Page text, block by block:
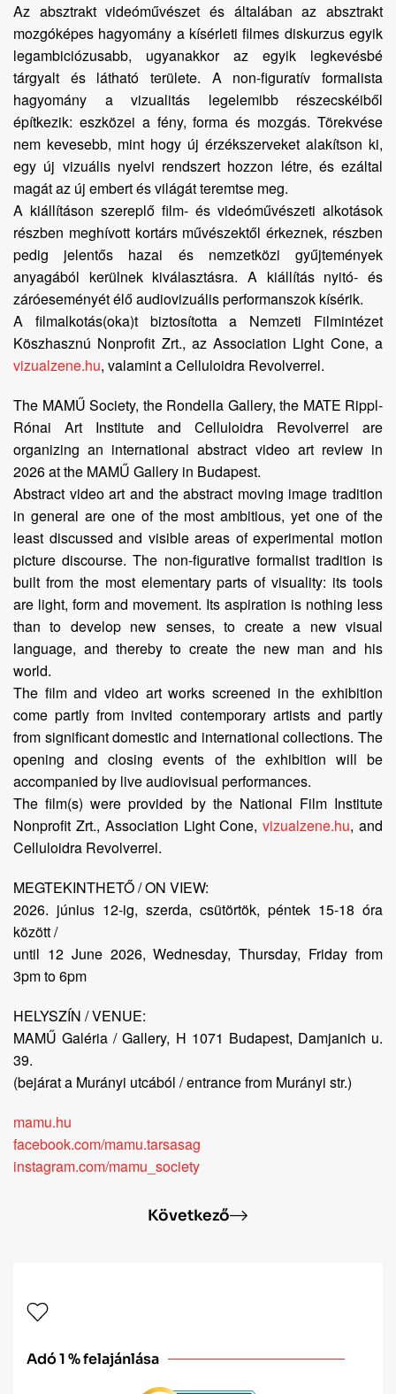
Az absztrakt videóművészet és általában az absztrakt
mozgóképes hagyomány a kísérleti filmes diskurzus egyik
legambiciózusabb, ugyanakkor az egyik legkevésbé
tárgyalt és látható területe. A non-figuratív formalista
hagyomány a vizualitás legelemibb részecskéiből
építkezik: eszközei a fény, forma és mozgás. Törekvése
nem kevesebb, mint hogy új érzékszerveket alakítson ki,
egy új vizuális nyelvi rendszert hozzon létre, és ezáltal
magát az új embert és világát teremtse meg.
A kiállításon szereplő film- és videóművészeti alkotások
részben meghívott kortárs művészektől érkeznek, részben
pedig jelentős hazai és nemzetközi gyűjtemények
anyagából kerülnek kiválasztásra. A kiállítás nyitó- és
záróeseményét élő audiovizuális performanszok kísérik.
A filmalkotás(oka)t biztosította a Nemzeti Filmintézet
Köszhasznú Nonprofit Zrt., az Association Light Cone, a
vizualzene.hu, valamint a Celluloidra Revolverrel.
The MAMŰ Society, the Rondella Gallery, the MATE Rippl-
Rónai Art Institute and Celluloidra Revolverrel are
organizing an international abstract video art review in
2026 at the MAMŰ Gallery in Budapest.
Abstract video art and the abstract moving image tradition
in general are one of the most ambitious, yet one of the
least discussed and visible areas of experimental motion
picture discourse. The non-figurative formalist tradition is
built from the most elementary parts of visuality: its tools
are light, form and movement. Its aspiration is nothing less
than to develop new senses, to create a new visual
language, and thereby to create the new man and his
world.
The film and video art works screened in the exhibition
come partly from invited contemporary artists and partly
from significant domestic and international collections. The
opening and closing events of the exhibition will be
accompanied by live audiovisual performances.
The film(s) were provided by the National Film Institute
Nonprofit Zrt., Association Light Cone,vizualzene.hu, and
Celluloidra Revolverrel.
MEGTEKINTHETŐ / ON VIEW:
2026. június 12-ig, szerda, csütörtök, péntek 15-18 óra
között /
until 12 June 2026, Wednesday, Thursday, Friday from
3pm to 6pm
HELYSZÍN / VENUE:
MAMŰ Galéria / Gallery, H 1071 Budapest, Damjanich u.
39.
(bejárat a Murányi utcából / entrance from Murányi str.)
mamu.hu
facebook.com/mamu.tarsasag
instagram.com/mamu_society
Következő
Adó 1 % felajánlása